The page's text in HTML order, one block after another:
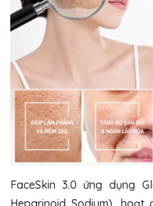
FaceSkin 3.0 ứng dụng
Heparinoid Sodium) ,